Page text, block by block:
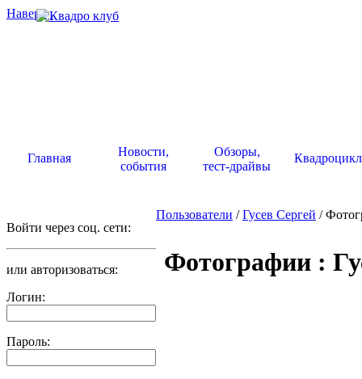
Наверх .
Главная
Новости,
события
Обзоры,
тест-драйвы
Войти через соц. сети:
или авторизоваться:
Логин:
Пароль:
Пользователи /Гусев Сергей /
Фотографии :